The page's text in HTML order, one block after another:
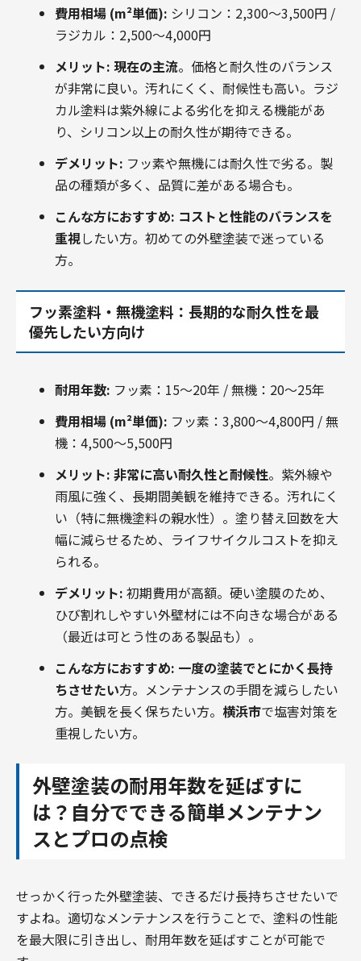
費用相場 (m²単価): シリコン：2,300～3,500円 /
ラジカル：2,500～4,000円
メリット: 現在の主流。価格と耐久性のバランス
が非常に良い。汚れにくく、耐候性も高い。ラジ
カル塗料は紫外線による劣化を抑える機能があ
り、シリコン以上の耐久性が期待できる。
デメリット: フッ素や無機には耐久性で劣る。製
品の種類が多く、品質に差がある場合も。
こんな方におすすめ: コストと性能のバランスを
重視したい方。初めての外壁塗装で迷っている
方。
フッ素塗料・無機塗料：長期的な耐久性を最
優先したい方向け
耐用年数: フッ素：15～20年 / 無機：20～25年
費用相場 (m²単価): フッ素：3,800～4,800円 / 無
機：4,500～5,500円
メリット: 非常に高い耐久性と耐候性。紫外線や
雨風に強く、長期間美観を維持できる。汚れにく
い（特に無機塗料の親水性）。塗り替え回数を大
幅に減らせるため、ライフサイクルコストを抑え
られる。
デメリット: 初期費用が高額。硬い塗膜のため、
ひび割れしやすい外壁材には不向きな場合がある
（最近は可とう性のある製品も）。
こんな方におすすめ: 一度の塗装でとにかく長持
ちさせたい方。メンテナンスの手間を減らしたい
方。美観を長く保ちたい方。 横浜市で塩害対策を
重視したい方。
外壁塗装の耐用年数を延ばすに
は？自分でできる簡単メンテナン
スとプロの点検
せっかく行った外壁塗装、できるだけ長持ちさせたいで
すよね。適切なメンテナンスを行うことで、塗料の性能
を最大限に引き出し、耐用年数を延ばすことが可能で